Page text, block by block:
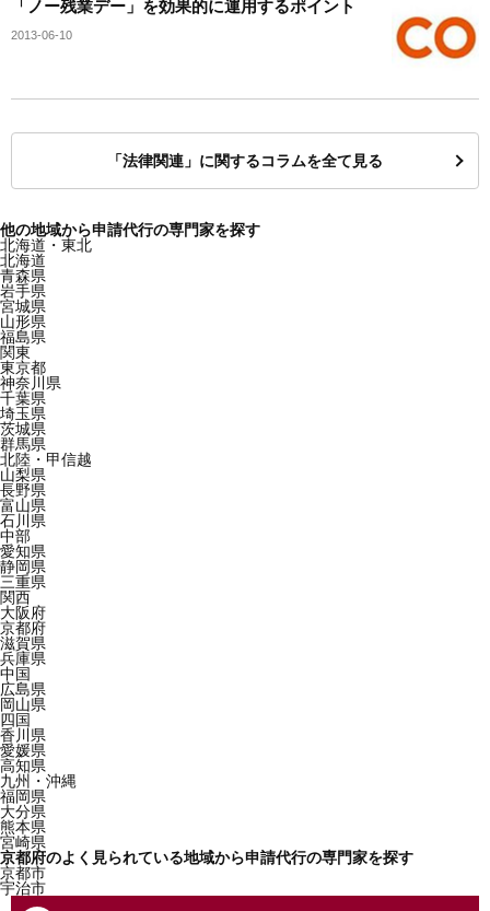
「ノー残業デー」を効果的に運用するポイント
2013-06-10
「法律関連」に関するコラムを全て見る
他の地域から申請代行の専門家を探す
北海道・東北
北海道
青森県
岩手県
宮城県
山形県
福島県
関東
東京都
神奈川県
千葉県
埼玉県
茨城県
群馬県
北陸・甲信越
山梨県
長野県
富山県
石川県
中部
愛知県
静岡県
三重県
関西
大阪府
京都府
滋賀県
兵庫県
中国
広島県
岡山県
四国
香川県
愛媛県
高知県
九州・沖縄
福岡県
大分県
熊本県
宮崎県
京都府のよく見られている地域から申請代行の専門家を探す
京都市
宇治市